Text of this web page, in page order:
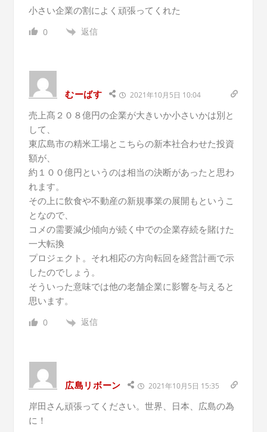
小さい企業の割によく頑張ってくれた
0 返信
むーばす 2021年10月5日 10:04
売上髙２０８億円の企業が大きいか小さいかは別と
して、
東広島市の精米工場とこちらの新本社合わせた投資
額が、
約１００億円というのは相当の決断があったと思わ
れます。
その上に飲食や不動産の新規事業の展開もというこ
となので、
コメの需要減少傾向が続く中での企業存続を賭けた
一大転換
プロジェクト。それ相応の方向転回を経営計画で示
したのでしょう。
そういった意味では他の老舗企業に影響を与えると
思います。
0 返信
広島リボーン 2021年10月5日 15:35
岸田さん頑張ってください。世界、日本、広島の為
に！